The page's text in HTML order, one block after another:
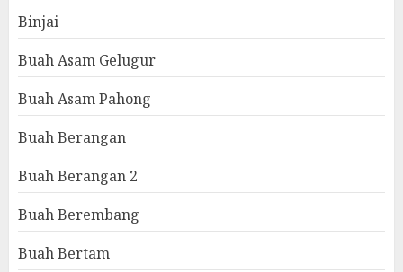
Binjai
Buah Asam Gelugur
Buah Asam Pahong
Buah Berangan
Buah Berangan 2
Buah Berembang
Buah Bertam